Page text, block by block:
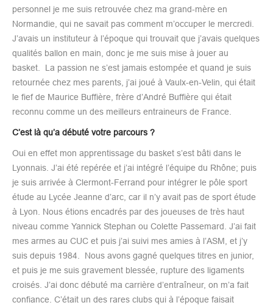
personnel je me suis retrouvée chez ma grand-mère en
Normandie, qui ne savait pas comment m’occuper le mercredi.
J’avais un instituteur à l’époque qui trouvait que j’avais quelques
qualités ballon en main, donc je me suis mise à jouer au
basket. La passion ne s’est jamais estompée et quand je suis
retournée chez mes parents, j’ai joué à Vaulx-en-Velin, qui était
le fief de Maurice Buffière, frère d’André Buffière qui était
reconnu comme un des meilleurs entraineurs de France.
C’est là qu’a débuté votre parcours ?
Oui en effet mon apprentissage du basket s’est bâti dans le
Lyonnais. J’ai été repérée et j’ai intégré l’équipe du Rhône; puis
je suis arrivée à Clermont-Ferrand pour intégrer le pôle sport
étude au Lycée Jeanne d’arc, car il n’y avait pas de sport étude
à Lyon. Nous étions encadrés par des joueuses de très haut
niveau comme Yannick Stephan ou Colette Passemard. J’ai fait
mes armes au CUC et puis j’ai suivi mes amies à l’ASM, et j’y
suis depuis 1984. Nous avons gagné quelques titres en junior,
et puis je me suis gravement blessée, rupture des ligaments
croisés. J’ai donc débuté ma carrière d’entraîneur, on m’a fait
confiance. C’était un des rares clubs qui à l’époque faisait